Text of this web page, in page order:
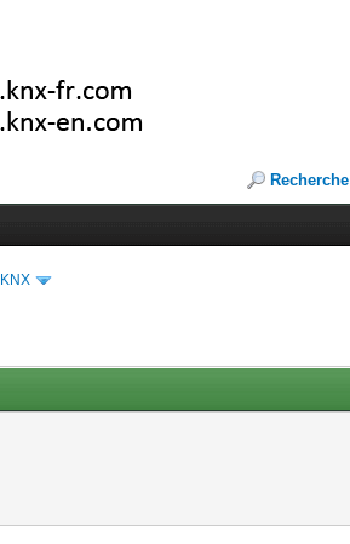
Recherche